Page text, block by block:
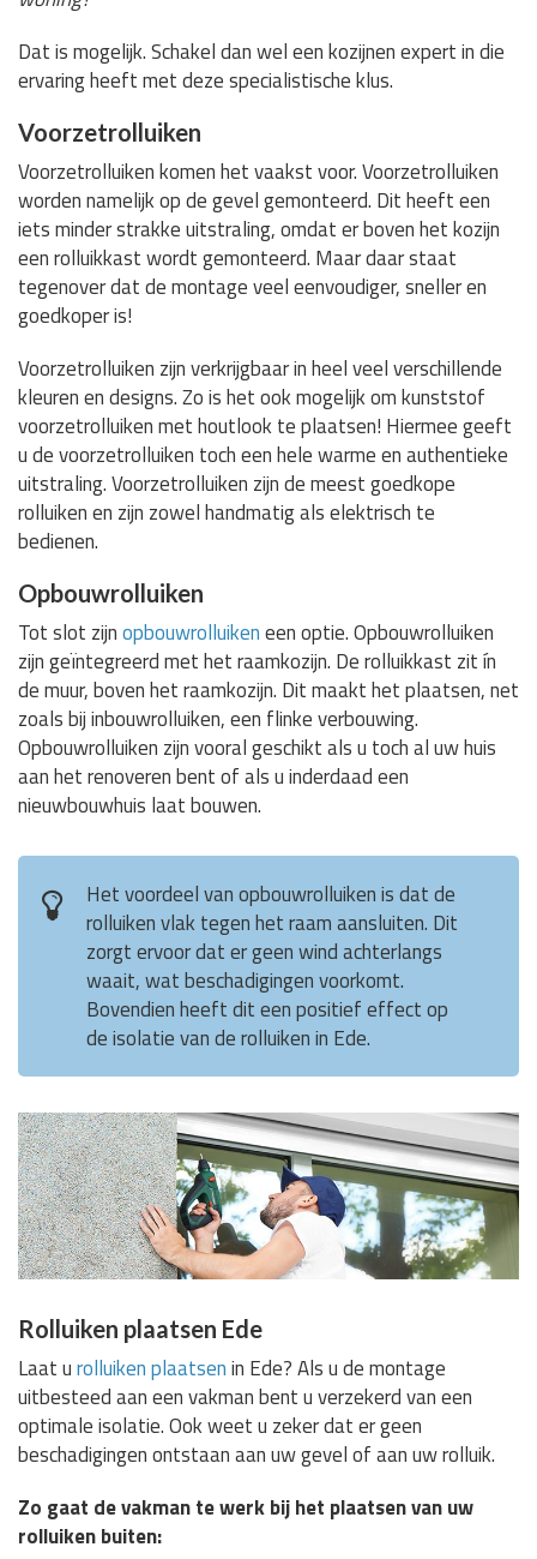
Dat is mogelijk. Schakel dan wel een kozijnen expert in die
ervaring heeft met deze specialistische klus.
Voorzetrolluiken
Voorzetrolluiken komen het vaakst voor. Voorzetrolluiken
worden namelijk op de gevel gemonteerd. Dit heeft een
iets minder strakke uitstraling, omdat er boven het kozijn
een rolluikkast wordt gemonteerd. Maar daar staat
tegenover dat de montage veel eenvoudiger, sneller en
goedkoper is!
Voorzetrolluiken zijn verkrijgbaar in heel veel verschillende
kleuren en designs. Zo is het ook mogelijk om kunststof
voorzetrolluiken met houtlook te plaatsen! Hiermee geeft
u de voorzetrolluiken toch een hele warme en authentieke
uitstraling. Voorzetrolluiken zijn de meest goedkope
rolluiken en zijn zowel handmatig als elektrisch te
bedienen.
Opbouwrolluiken
Tot slot zijnopbouwrolluikeneen optie. Opbouwrolluiken
zijn geïntegreerd met het raamkozijn. De rolluikkast zit ín
de muur, boven het raamkozijn. Dit maakt het plaatsen, net
zoals bij inbouwrolluiken, een flinke verbouwing.
Opbouwrolluiken zijn vooral geschikt als u toch al uw huis
aan het renoveren bent of als u inderdaad een
nieuwbouwhuis laat bouwen.
Het voordeel van opbouwrolluiken is dat de
rolluiken vlak tegen het raam aansluiten. Dit
zorgt ervoor dat er geen wind achterlangs
waait, wat beschadigingen voorkomt.
Bovendien heeft dit een positief effect op
de isolatie van de rolluiken in Ede.
Rolluiken plaatsen Ede
Laat urolluiken plaatsenin Ede? Als u de montage
uitbesteed aan een vakman bent u verzekerd van een
optimale isolatie. Ook weet u zeker dat er geen
beschadigingen ontstaan aan uw gevel of aan uw rolluik.
Zo gaat de vakman te werk bij het plaatsen van uw
rolluiken buiten: